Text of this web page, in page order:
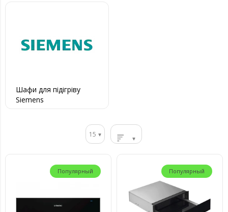
Шафи для підігріву
Siemens
15
Популярный Популярный